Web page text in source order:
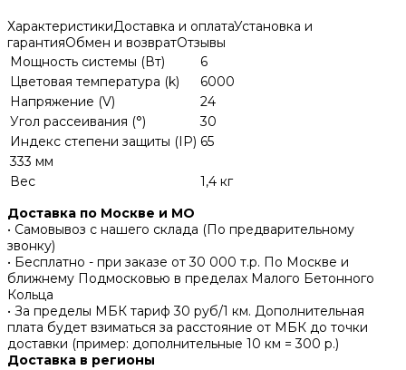
ХарактеристикиДоставка и оплатаУстановка и
гарантияОбмен и возвратОтзывы
Мощность системы (Вт)
6
Цветовая температура (k)
6000
Напряжение (V)
24
Угол рассеивания (°)
30
Индекс степени защиты (IP) 65
333 мм
Вес
1,4 кг
Доставка по Москве и МО
• Самовывоз с нашего склада (По предварительному
звонку)
• Бесплатно - при заказе от 30 000 т.р. По Москве и
ближнему Подмосковью в пределах Малого Бетонного
Кольца
• За пределы МБК тариф 30 руб/1 км. Дополнительная
плата будет взиматься за расстояние от МБК до точки
доставки (пример: дополнительные 10 км = 300 р.)
Доставка в регионы